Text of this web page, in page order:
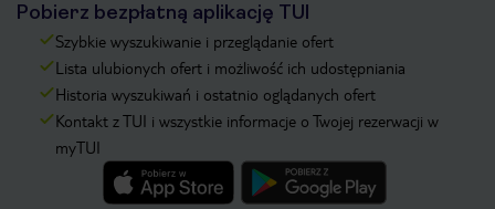
Pobierz bezpłatną aplikację TUI
Szybkie wyszukiwanie i przeglądanie ofert
Lista ulubionych ofert i możliwość ich udostępniania
Historia wyszukiwań i ostatnio oglądanych ofert
Kontakt z TUI i wszystkie informacje o Twojej rezerwacji w
myTUI